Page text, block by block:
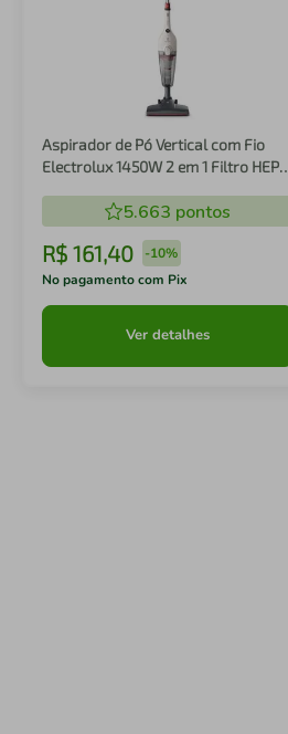
Aspirador de Pó Vertical com Fio
Electrolux 1450W 2 em 1 Filtro HEPA
5.663 pontos
R$ 161,40 -10%
No pagamento com Pix
Ver detalhes